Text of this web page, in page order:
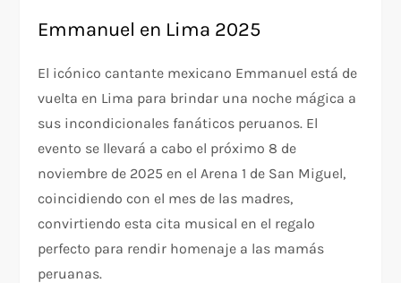
Emmanuel en Lima 2025
El icónico cantante mexicano Emmanuel está de
vuelta en Lima para brindar una noche mágica a
sus incondicionales fanáticos peruanos. El
evento se llevará a cabo el próximo 8 de
noviembre de 2025 en el Arena 1 de San Miguel,
coincidiendo con el mes de las madres,
convirtiendo esta cita musical en el regalo
perfecto para rendir homenaje a las mamás
peruanas.